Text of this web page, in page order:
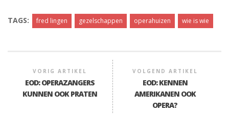
TAGS: fred lingen gezelschappen operahuizen wie is wie
VORIG ARTIKEL
EOD: OPERAZANGERS
KUNNEN OOK PRATEN
VOLGEND ARTIKEL
EOD: KENNEN
AMERIKANEN OOK
OPERA?